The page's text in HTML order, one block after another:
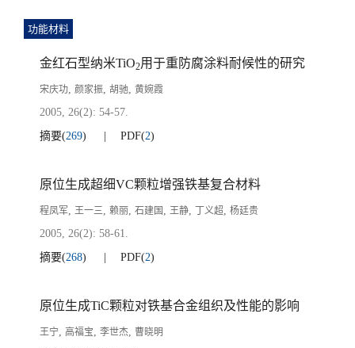
功能材料
金红石型纳米TiO2用于重防腐涂料耐候性的研究
宋庆功, 颜家振, 胡驰, 黄婉霞
2005, 26(2): 54-57.
摘要(269) PDF(2)
原位生成超细VC颗粒增强铁基复合材料
程凤军, 王一三, 赖丽, 石建国 , 王静, 丁义超, 杨廷贵
2005, 26(2): 58-61.
摘要(268) PDF(2)
原位生成TiC颗粒对铁基合金组织及性能的影响
王宁, 高福宝, 李世杰, 曹晓明